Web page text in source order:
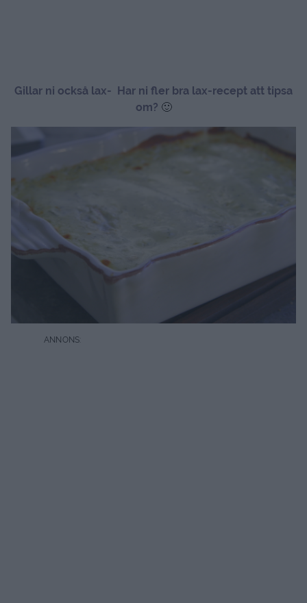
Gillar ni också lax- Har ni fler bra lax-recept att tipsa
om? 🙂